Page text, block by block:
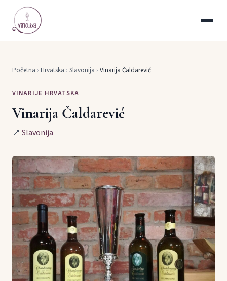
Početna › Hrvatska › Slavonija › Vinarija Čaldarević
VINARIJE HRVATSKA
Vinarija Čaldarević
📍 Slavonija